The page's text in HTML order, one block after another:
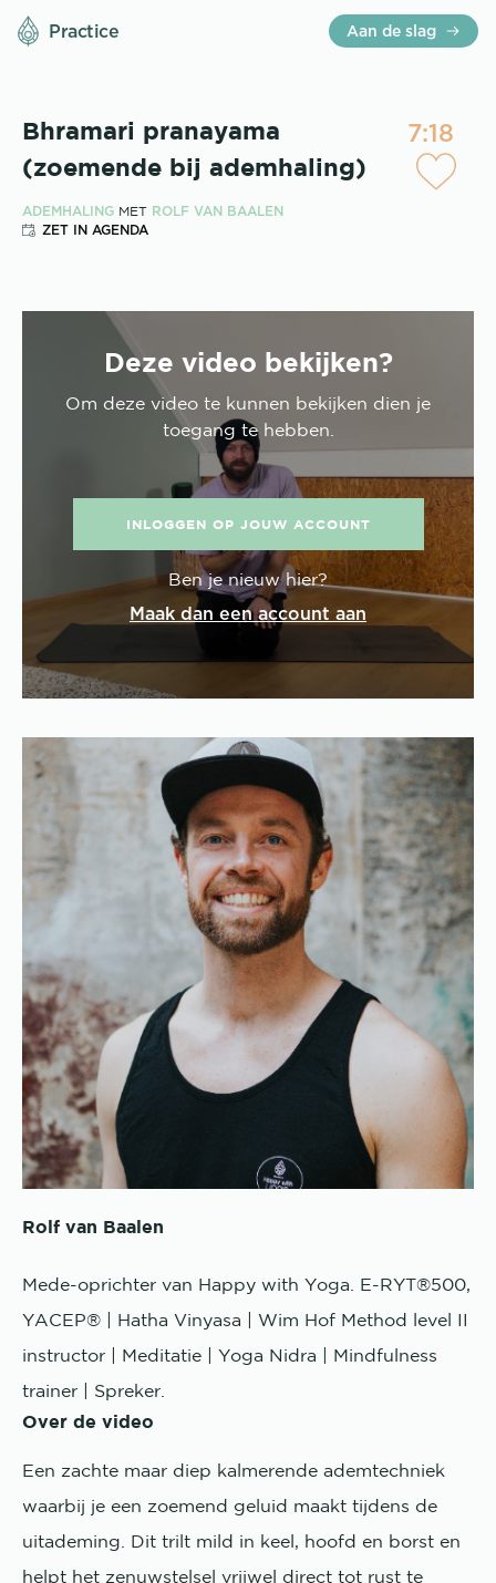
Practice Aan de slag
Bhramari pranayama
(zoemende bij ademhaling)
7:18
ADEMHALINGMET ROLF VAN BAALEN
ZET IN AGENDA
Deze video bekijken?
Om deze video te kunnen bekijken dien je
toegang te hebben.
INLOGGEN OP JOUW ACCOUNT
Ben je nieuw hier?
Maak dan een account aan
Rolf van Baalen
Mede-oprichter van Happy with Yoga. E-RYT®500,
YACEP® | Hatha Vinyasa | Wim Hof Method level II
instructor | Meditatie | Yoga Nidra | Mindfulness
trainer | Spreker.
Over de video
Een zachte maar diep kalmerende ademtechniek
waarbij je een zoemend geluid maakt tijdens de
uitademing. Dit trilt mild in keel, hoofd en borst en
helpt het zenuwstelsel vrijwel direct tot rust te